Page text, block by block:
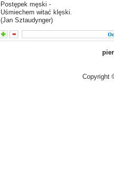
Postępek męski -
Uśmiechem witać klęski.
(Jan Sztaudynger)
Copyright